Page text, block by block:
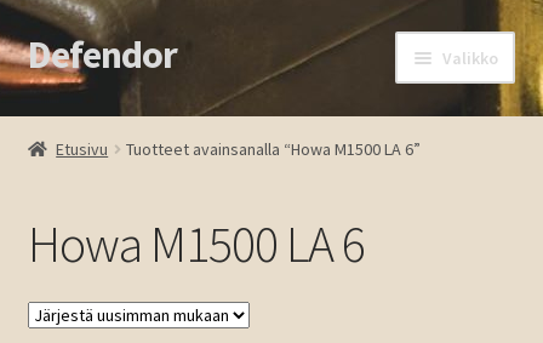
Siirry
navigointiin
Siirry
sisältöön
Defendor Valikko
Etusivu
Oma tili
Ostoskori
Etusivu Tuotteet avainsanalla “Howa M1500 LA 6”
Howa M1500 LA 6